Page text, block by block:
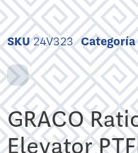
SKU24V323 Categoría
GRACO
Elevator